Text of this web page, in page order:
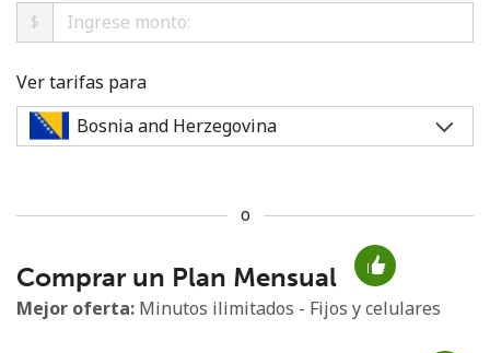
No se ha creado una contraseña
Mínimo 8 caracteres
Una letra mayúscula y una minúscula
Un número
$
Ver tarifas para
o
Comprar un Plan Mensual
Mejor oferta: Minutos ilimitados - Fijos y celulares